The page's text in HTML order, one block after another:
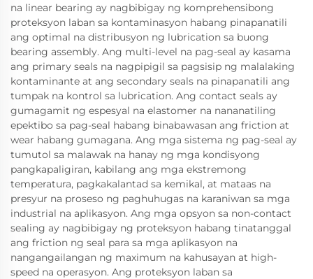
na linear bearing ay nagbibigay ng komprehensibong
proteksyon laban sa kontaminasyon habang pinapanatili
ang optimal na distribusyon ng lubrication sa buong
bearing assembly. Ang multi-level na pag-seal ay kasama
ang primary seals na nagpipigil sa pagsisip ng malalaking
kontaminante at ang secondary seals na pinapanatili ang
tumpak na kontrol sa lubrication. Ang contact seals ay
gumagamit ng espesyal na elastomer na nananatiling
epektibo sa pag-seal habang binabawasan ang friction at
wear habang gumagana. Ang mga sistema ng pag-seal ay
tumutol sa malawak na hanay ng mga kondisyong
pangkapaligiran, kabilang ang mga ekstremong
temperatura, pagkakalantad sa kemikal, at mataas na
presyur na proseso ng paghuhugas na karaniwan sa mga
industrial na aplikasyon. Ang mga opsyon sa non-contact
sealing ay nagbibigay ng proteksyon habang tinatanggal
ang friction ng seal para sa mga aplikasyon na
nangangailangan ng maximum na kahusayan at high-
speed na operasyon. Ang proteksyon laban sa